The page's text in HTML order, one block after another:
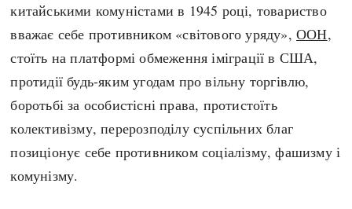
китайськими комуністами в 1945 році, товариство
вважає себе противником «світового уряду»,ООН,
стоїть на платформі обмеження іміграції в США,
протидії будь-яким угодам про вільну торгівлю,
боротьбі за особистісні права, протистоїть
колективізму, перерозподілу суспільних благ
позиціонує себе противником соціалізму, фашизму і
комунізму.